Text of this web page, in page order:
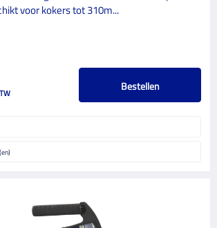
voor kokers tot 310m...
Bestellen